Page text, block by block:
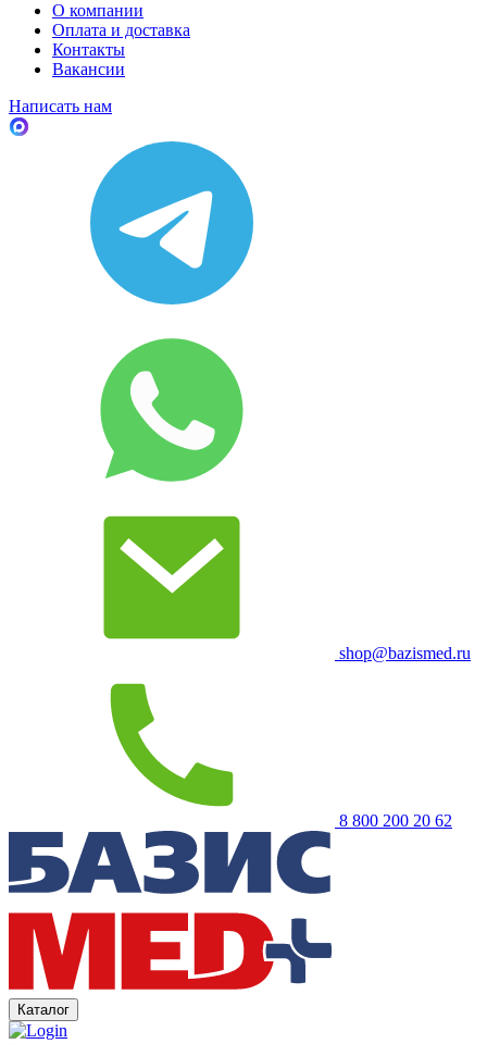
О компании
Оплата и доставка
Контакты
Вакансии
Написать нам
shop@bazismed.ru
8 800 200 20 62
Каталог